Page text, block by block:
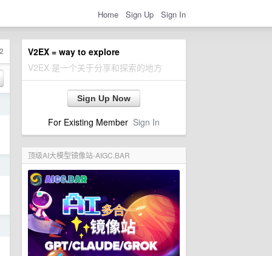
Home Sign Up Sign In
V2EX = way to explore
V2EX 是一个关于分享和探索的地方
Sign Up Now
For Existing Member Sign In
顶级AI大模型镜像站-AIGC.BAR